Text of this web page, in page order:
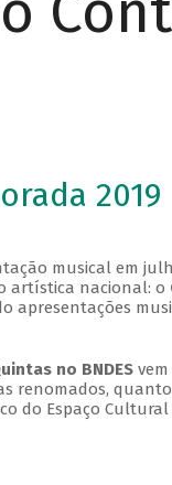
2019
musical em
artística nacional: o
no BNDESvem
renomados,
do Espaço Cultural